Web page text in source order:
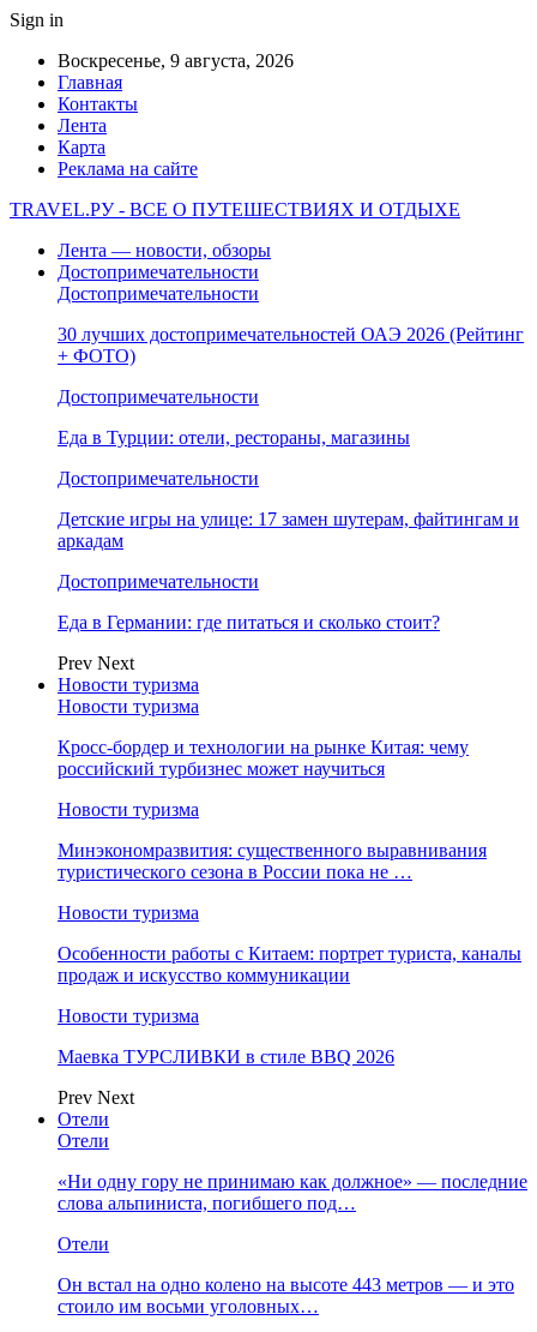
Sign in
Воскресенье, 9 августа, 2026
Главная
Контакты
Лента
Карта
Реклама на сайте
TRAVEL.РУ - ВСЕ О ПУТЕШЕСТВИЯХ И ОТДЫХЕ
Лента — новости, обзоры
Достопримечательности
Достопримечательности
30 лучших достопримечательностей ОАЭ 2026 (Рейтинг
+ ФОТО)
Достопримечательности
Еда в Турции: отели, рестораны, магазины
Достопримечательности
Детские игры на улице: 17 замен шутерам, файтингам и
аркадам
Достопримечательности
Еда в Германии: где питаться и сколько стоит?
Prev Next
Новости туризма
Новости туризма
Кросс-бордер и технологии на рынке Китая: чему
российский турбизнес может научиться
Новости туризма
Минэкономразвития: существенного выравнивания
туристического сезона в России пока не …
Новости туризма
Особенности работы с Китаем: портрет туриста, каналы
продаж и искусство коммуникации
Новости туризма
Маевка ТУРСЛИВКИ в стиле BBQ 2026
Prev Next
Отели
Отели
«Ни одну гору не принимаю как должное» — последние
слова альпиниста, погибшего под…
Отели
Он встал на одно колено на высоте 443 метров — и это
стоило им восьми уголовных…